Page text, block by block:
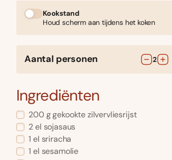
Kookstand
Houd scherm aan tijdens het koken
Aantal personen 2
Ingrediënten
200 ggekookte zilvervliesrijst
2el sojasaus
1 el sriracha
1 el sesamolie